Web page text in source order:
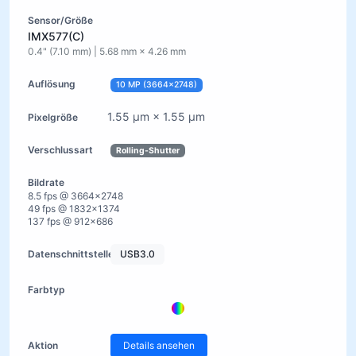
IMX577(C)
0.4" (7.10 mm) | 5.68 mm × 4.26 mm
10 MP (3664×2748)
1.55 µm × 1.55 µm
Rolling-Shutter
8.5 fps @ 3664×2748
49 fps @ 1832×1374
137 fps @ 912×686
USB3.0
Details ansehen